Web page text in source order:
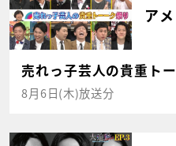
ア
売れっ子芸人の貴重ト
8月6日(木)放送分